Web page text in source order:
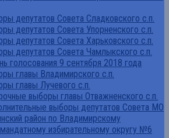
депутатов Совета Сладковского с.п.
депутатов Совета Упорненского с.п.
депутатов Совета Харьковского с.п.
депутатов Совета Чамлыкского с.п.
голосования 9 сентября 2018 года
главы Владимирского с.п.
главы Лучевого с.п.
выборы главы Отважненского с.п.
выборы депутатов Совета МО
район по Владимирскому
избирательному округу №6